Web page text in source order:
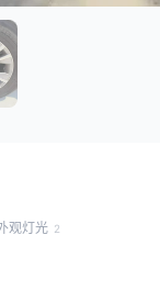
观灯光 2